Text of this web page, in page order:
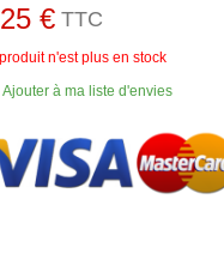
€ TTC
n'est plus en stock
Ajouter à ma liste d'envies